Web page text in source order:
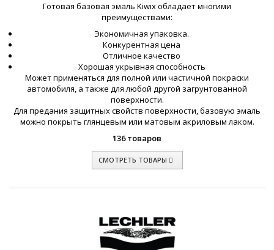
Готовая базовая эмаль Kiwix обладает многими
преимуществами:
Экономичная упаковка.
Конкурентная цена
Отличное качество
Хорошая укрывная способность
Может применяться для полной или частичной покраски
автомобиля, а также для любой другой загрунтованной
поверхности.
Для предания защитных свойств поверхности, базовую эмаль
можно покрыть глянцевым или матовым акриловым лаком.
136 товаров
СМОТРЕТЬ ТОВАРЫ